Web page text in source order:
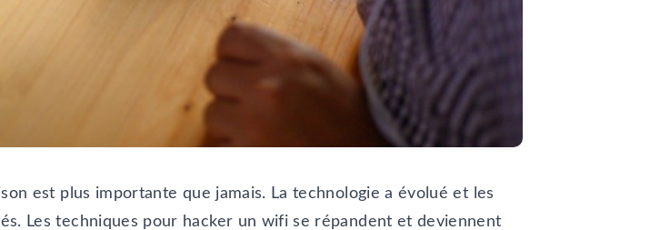
est plus importante que jamais. La technologie a évolué et les
Les techniques pour hacker un wifi se répandent et deviennent